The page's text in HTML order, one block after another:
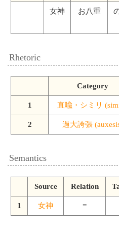
女神 お八重
Rhetoric
Category
1 直喩・シミリ
2 過大誇張
Semantics
Source Relation
1 女神 =